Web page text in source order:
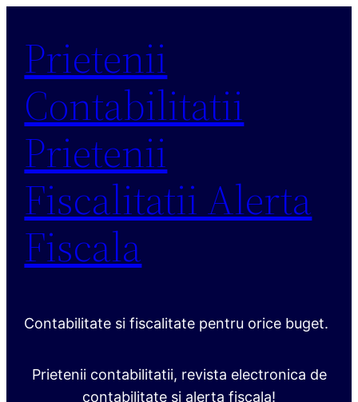
conținut
Prietenii
Contabilitatii
Prietenii
Fiscalitatii Alerta
Fiscala
Contabilitate si fiscalitate pentru orice buget.
Prietenii contabilitatii, revista electronica de
contabilitate si alerta fiscala!